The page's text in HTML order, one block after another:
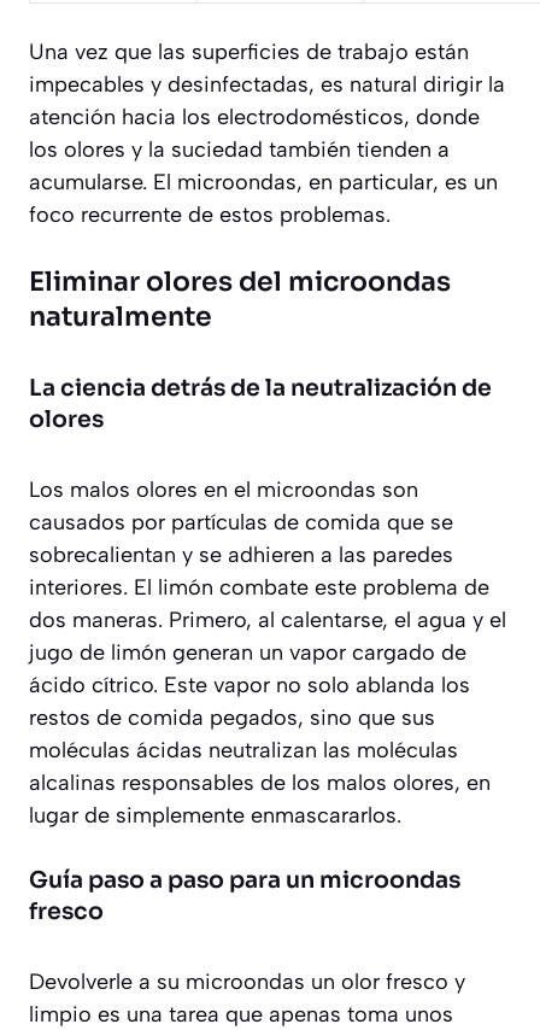
Una vez que las superficies de trabajo están
impecables y desinfectadas, es natural dirigir la
atención hacia los electrodomésticos, donde
los olores y la suciedad también tienden a
acumularse. El microondas, en particular, es un
foco recurrente de estos problemas.
Eliminar olores del microondas
naturalmente
La ciencia detrás de la neutralización de
olores
Los malos olores en el microondas son
causados por partículas de comida que se
sobrecalientan y se adhieren a las paredes
interiores. El limón combate este problema de
dos maneras. Primero, al calentarse, el agua y el
jugo de limón generan un vapor cargado de
ácido cítrico. Este vapor no solo ablanda los
restos de comida pegados, sino que sus
moléculas ácidas neutralizan las moléculas
alcalinas responsables de los malos olores, en
lugar de simplemente enmascararlos.
Guía paso a paso para un microondas
fresco
Devolverle a su microondas un olor fresco y
limpio es una tarea que apenas toma unos